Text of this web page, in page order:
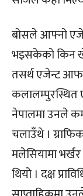
बोसले आफ्नो
भइसकेको किन
तसर्थ एजेन्ट
कलालम्पुरस्थित
नेपालमा उनले
चलाउँथे ।
मलेसियामा भर्खर
थियो । दक्ष